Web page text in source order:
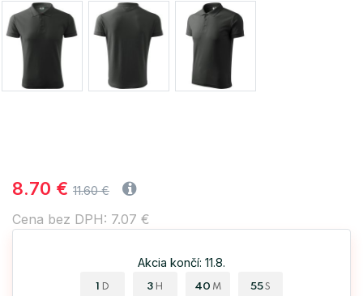
8.70 € 11.60 €
Cena bez DPH: 7.07 €
Akcia končí: 11.8.
1 D 3 H 40 M 55S